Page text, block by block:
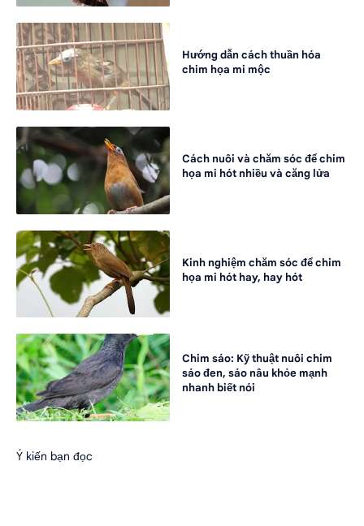
Hướng dẫn cách thuần hóa
chim họa mi mộc
Cách nuôi và chăm sóc để chim
họa mi hót nhiều và căng lửa
Kinh nghiệm chăm sóc để chim
họa mi hót hay, hay hót
Chim sáo: Kỹ thuật nuôi chim
sáo đen, sáo nâu khỏe mạnh
nhanh biết nói
Ý kiến bạn đọc